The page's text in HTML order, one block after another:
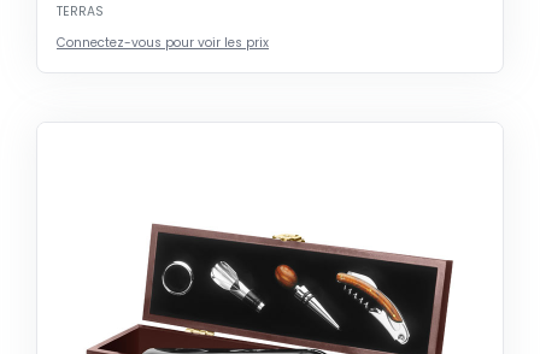
TERRAS
Connectez-vous pour voir les prix